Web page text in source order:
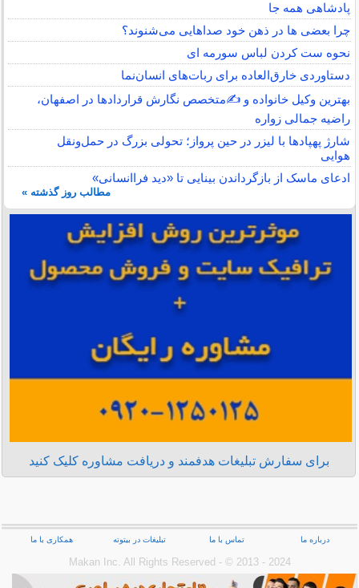
پادشاهی همه جا
چرا بعضی ها در ذهن خود صداهایی می‌شنوند؟
نحوه ست کردن لباس سورمه ای
دستاوردی خارق‌العاده برای ربات‌های انسان‌نما
بهترین وکیل خانواده و ✍️متخصص نگارش قراردادها در اصفهان،
راضیه جمالی زواره
شارژ پهپادها با لیزر در حین پرواز؛ تحولی بزرگ در حمل‌ونقل
هوایی
ادعای ماسک از بازگرداندن بینایی تا «دید فراانسانی»
مطالب روز گذشته »
برای سفارش تبلیغات هدفمند و دریافت مشاوره کلیک کنید
درباره ما تماس با ما تبلیغات در بیتوته همکاری با ما
Makan Inc.‎ All Rights Reserved - © 2013 - 2024